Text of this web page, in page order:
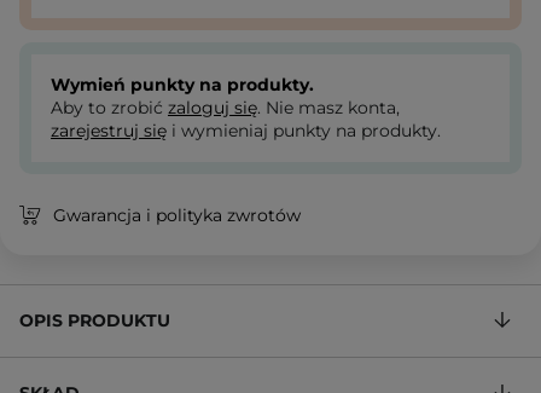
Wymień punkty na produkty.
Aby to zrobić zaloguj się. Nie masz konta,
zarejestruj się i wymieniaj punkty na produkty.
Gwarancja i polityka zwrotów
OPIS PRODUKTU